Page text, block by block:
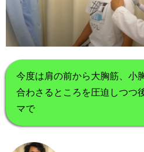
今度は肩の前から大胸筋、小
合わさるところを圧迫しつつ
マで